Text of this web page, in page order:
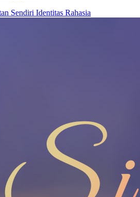
Sendiri Identitas Rahasia